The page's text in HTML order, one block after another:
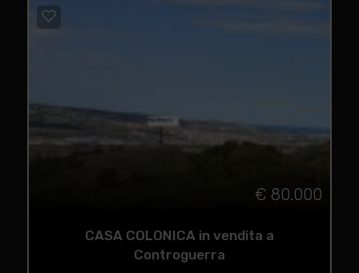
€ 80.000
CASA COLONICA in vendita a
Controguerra